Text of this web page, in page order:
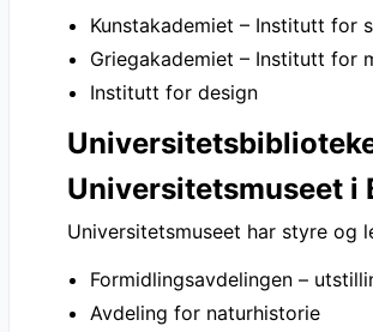
Kunstakademiet – Institutt for
Griegakademiet – Institutt for
Institutt for design
Universitetsmuseet i
Universitetsmuseet har styre og
Formidlingsavdelingen –
Avdeling for naturhistorie